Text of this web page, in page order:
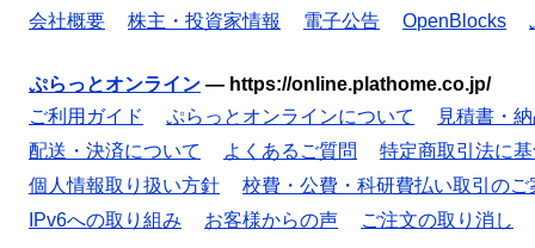
会社概要
株主・投資家情報 電子公告 OpenBlocks
ぷらっとオンライン — https://online.plathome.co.jp/
ご利用ガイド
ぷらっとオンラインについて
見積書・
配送・決済について
よくあるご質問
特定商取引法に
個人情報取り扱い方針
校費・公費・科研費払い取引のご
IPv6への取り組み
お客様からの声 ご注文の取り消し